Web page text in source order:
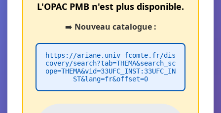
L'OPAC PMB n'est plus disponible.
➡️ Nouveau catalogue :
https://ariane.univ-fcomte.fr/dis
covery/search?tab=THEMA&search_sc
ope=THEMA&vid=33UFC_INST:33UFC_IN
ST&lang=fr&offset=0